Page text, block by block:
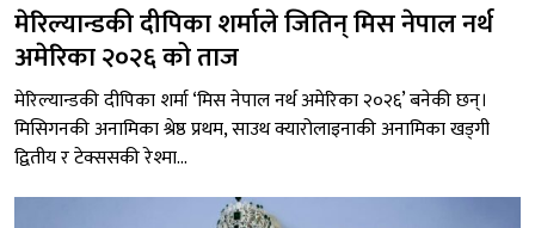
मेरिल्यान्डकी दीपिका शर्माले जितिन् मिस नेपाल नर्थ
अमेरिका २०२६ को ताज
मेरिल्यान्डकी दीपिका शर्मा ‘मिस नेपाल नर्थ अमेरिका २०२६’ बनेकी छन्।
मिसिगनकी अनामिका श्रेष्ठ प्रथम, साउथ क्यारोलाइनाकी अनामिका खड्गी
द्वितीय र टेक्ससकी रेश्मा...